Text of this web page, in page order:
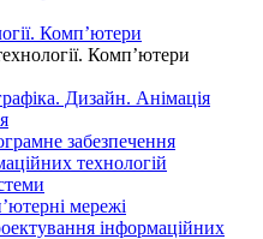
Комп’ютери
Комп’ютери
Дизайн. Анімація
забезпечення
технологій
мережі
інформаційних